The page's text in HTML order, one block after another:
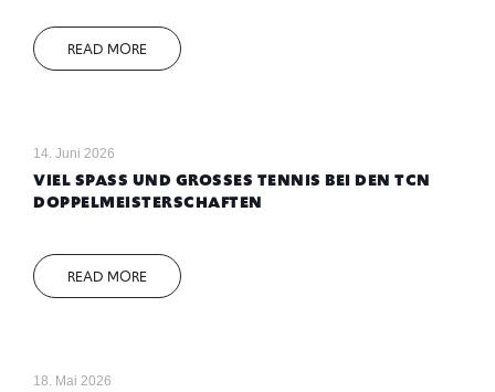
READ MORE
14. Juni 2026
VIEL SPASS UND GROSSES TENNIS BEI DEN TCN DO
PPELMEISTERSCHAFTEN
READ MORE
18. Mai 2026